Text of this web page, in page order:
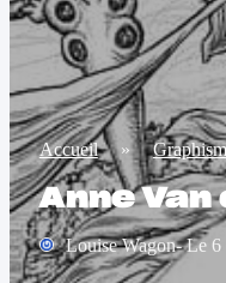
Accueil »
Anne
Louise Wagon- Le 6